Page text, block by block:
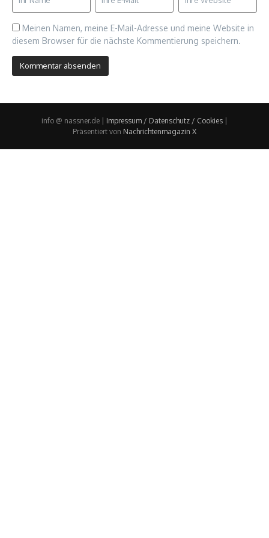
Meinen Namen, meine E-Mail-Adresse und meine Website in
diesem Browser für die nächste Kommentierung speichern.
info @ nassner.de | Impressum / Datenschutz / Cookies |
Präsentiert von Nachrichtenmagazin X